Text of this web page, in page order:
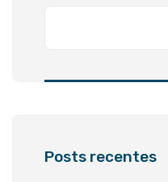
Posts recentes